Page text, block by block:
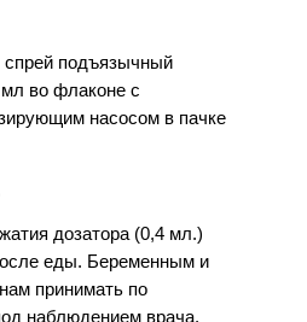
дозатора (0,4 мл.)
еды. Беременным и
принимать по
наблюдением врача.
спрей подъязычный
во флаконе с
насосом в пачке